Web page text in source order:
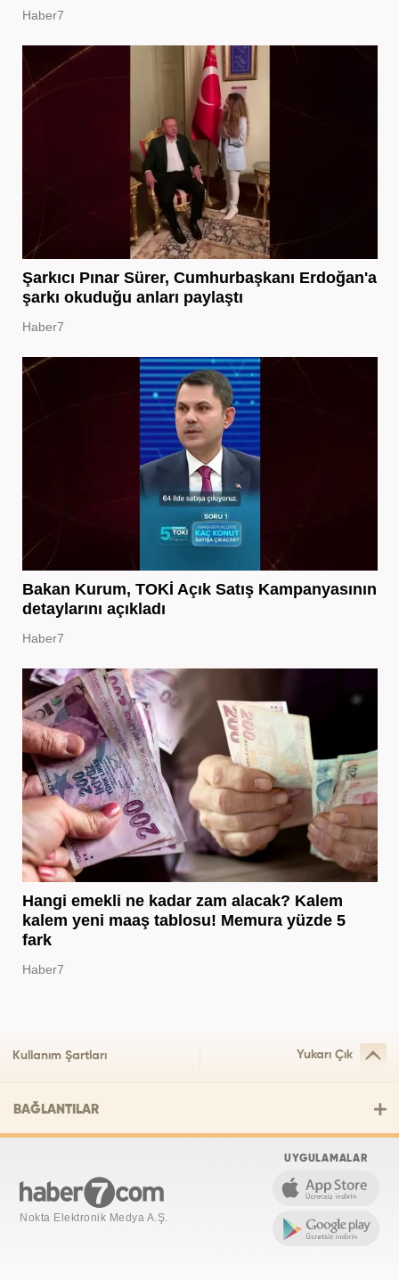
Haber7
Şarkıcı Pınar Sürer, Cumhurbaşkanı Erdoğan'a
şarkı okuduğu anları paylaştı
Haber7
Bakan Kurum, TOKİ Açık Satış Kampanyasının
detaylarını açıkladı
Haber7
Hangi emekli ne kadar zam alacak? Kalem
kalem yeni maaş tablosu! Memura yüzde 5
fark
Haber7
Kullanım Şartları Yukarı Çık
BAĞLANTILAR
Nokta Elektronik Medya A.Ş.
UYGULAMALAR